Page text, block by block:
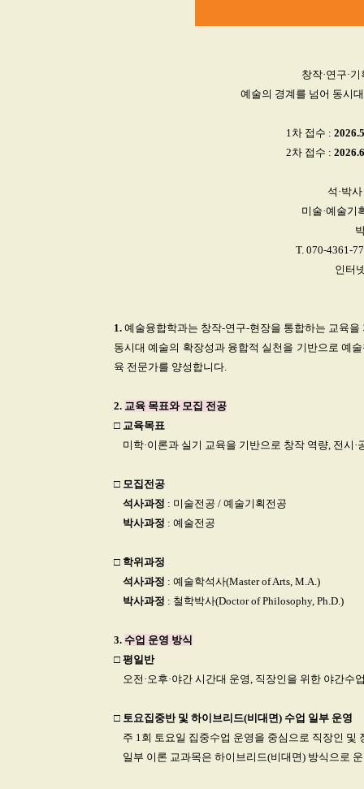
창작·연구·
예술의 경계를 넘어 동시
1차 접수 :
2차 접수 :
석·박
미술·예술기
T. 070-4361-
인터
1. 예술융합학과는 창작-연구-현장을 통합하는 교육을
동시대 예술의 확장성과 융합적 실천을 기반으로 예
육 전문가를 양성합니다.
2. 교육 목표와 모집 전공
□ 교육목표
미학·이론과 실기 교육을 기반으로 창작 역량, 전시
□ 모집전공
석사과정 : 미술전공 / 예술기획전공
박사과정 : 예술전공
□ 학위과정
석사과정 : 예술학석사(Master of Arts, M.A.)
박사과정 : 철학박사(Doctor of Philosophy, Ph.D.)
3. 수업 운영 방식
□ 평일반
오전·오후·야간 시간대 운영, 직장인을 위한 야간수
□ 토요집중반 및 하이브리드(비대면) 수업 일부 운영
주 1회 토요일 집중수업 운영을 중심으로 직장인 및
일부 이론 교과목은 하이브리드(비대면) 방식으로